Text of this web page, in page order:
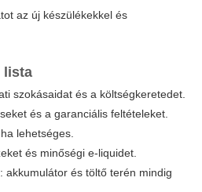
az új készülékekkel és
lista
szokásaidat és a költségkeretedet.
és a garanciális feltételeket.
lehetséges.
és minőségi e-liquidet.
akkumulátor és töltő terén mindig